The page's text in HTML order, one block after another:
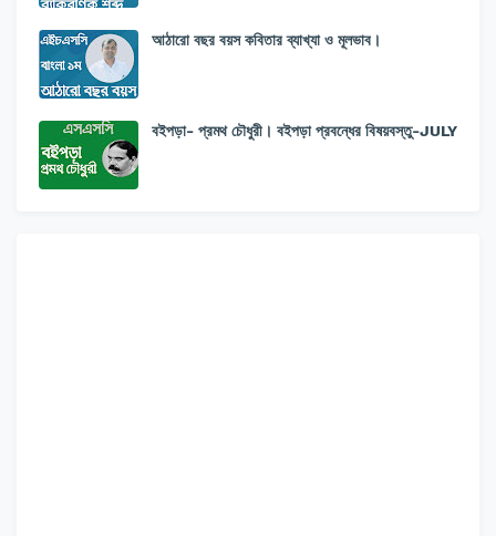
আঠারো বছর বয়স কবিতার ব্যাখ্যা ও মূলভাব।
বইপড়া- প্রমথ চৌধুরী। বইপড়া প্রবন্ধের বিষয়বস্তু-JULY